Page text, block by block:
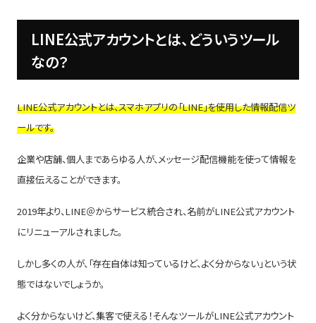
LINE公式アカウントとは、どういうツール
なの？
LINE公式アカウントとは、スマホアプリの「LINE」を使用した情報配信ツ
ールです。
企業や店舗、個人まであらゆる人が、メッセージ配信機能を使って情報を
直接伝えることができます。
2019年より、LINE＠からサービス統合され、名前がLINE公式アカウント
にリニューアルされました。
しかし多くの人が、「存在自体は知っているけど、よく分からない」という状
態ではないでしょうか。
よく分からないけど、集客で使える！そんなツールがLINE公式アカウント